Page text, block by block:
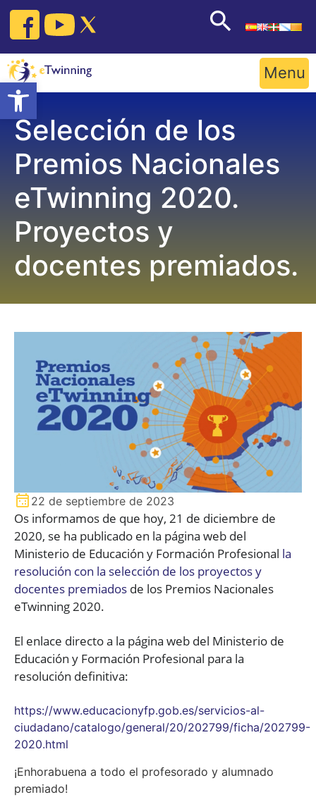
Open toolbar
Skip
content
Menu
Selección de los
Premios Nacionales
eTwinning 2020.
Proyectos y
docentes premiados.
22 de septiembre de 2023
Os informamos de que hoy, 21 de diciembre de
2020, se ha publicado en la página web del
Ministerio de Educación y Formación Profesional la
resolución con la selección de los proyectos y
docentes premiados de los Premios Nacionales
eTwinning 2020.
El enlace directo a la página web del Ministerio de
Educación y Formación Profesional para la
resolución definitiva:
https://www.educacionyfp.gob.es/servicios-al-
ciudadano/catalogo/general/20/202799/ficha/202799-
2020.html
¡Enhorabuena a todo el profesorado y alumnado
premiado!